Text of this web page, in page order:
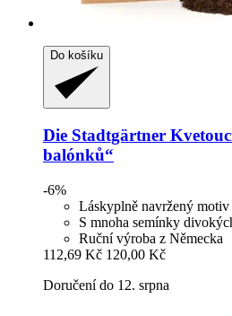
Do košíku
Die Stadtgärtner
balónků“
-6%
Láskyplně navržený motiv
S mnoha semínky
Ruční výroba z Německa
112,69 Kč 120,00 Kč
Doručení do 12. srpna